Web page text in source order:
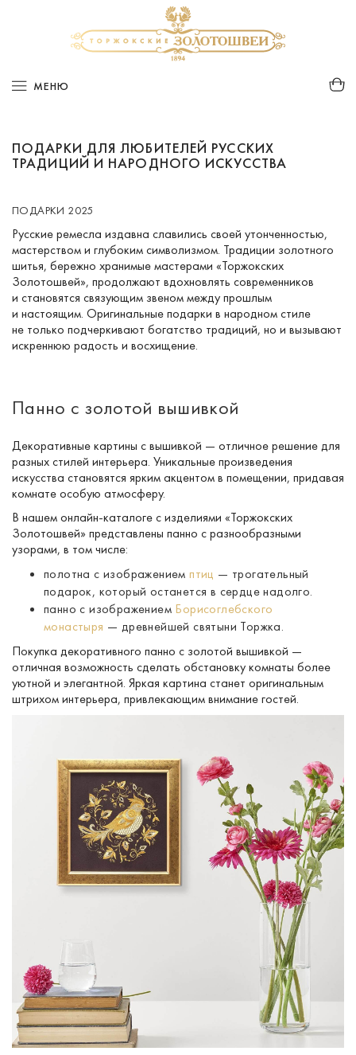
МЕНЮ
ПОДАРКИ ДЛЯ ЛЮБИТЕЛЕЙ РУССКИХ
ТРАДИЦИЙ И НАРОДНОГО ИСКУССТВА
ПОДАРКИ 2025
Русские ремесла издавна славились своей утонченностью,
мастерством и глубоким символизмом. Традиции золотного
шитья, бережно хранимые мастерами «Торжокских
Золотошвей», продолжают вдохновлять современников
и становятся связующим звеном между прошлым
и настоящим. Оригинальные подарки в народном стиле
не только подчеркивают богатство традиций, но и вызывают
искреннюю радость и восхищение.
Панно с золотой вышивкой
Декоративные картины с вышивкой — отличное решение для
разных стилей интерьера. Уникальные произведения
искусства становятся ярким акцентом в помещении, придавая
комнате особую атмосферу.
В нашемонлайн-каталогес изделиями «Торжокских
Золотошвей» представлены панно с разнообразными
узорами, в том числе:
полотна с изображением птиц — трогательный
подарок, который останется в сердце надолго.
панно с изображением Борисоглебского
монастыря — древнейшей святыни Торжка.
Покупка декоративного панно с золотой вышивкой —
отличная возможность сделать обстановку комнаты более
уютной и элегантной. Яркая картина станет оригинальным
штрихом интерьера, привлекающим внимание гостей.